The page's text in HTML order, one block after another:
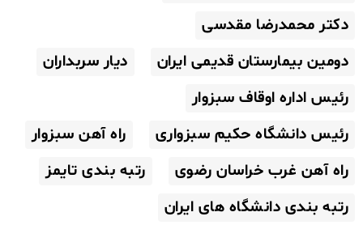
دکتر محمدرضا مقدسی
دومین بیمارستان قدیمی ایران
دیار سربداران
رئیس اداره اوقاف سبزوار
رئیس دانشگاه حکیم سبزواری
راه آهن سبزوار
راه آهن غرب خراسان رضوی
رتبه بندی تایمز
رتبه بندی دانشگاه های ایران